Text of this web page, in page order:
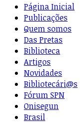
Página Inicial
Publicações
Quem somos
Das Pretas
Biblioteca
Artigos
Novidades
Bibliotecári@s
Fórum SPN
Onisegun
Brasil